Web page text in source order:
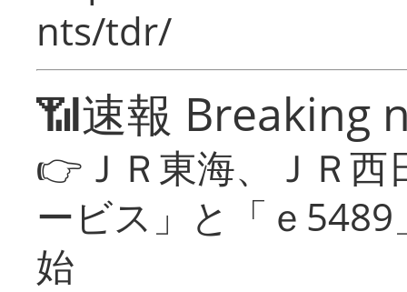
nts/tdr/
📶速報 Breaking
👉ＪＲ東海、ＪＲ
ービス」と「ｅ
始